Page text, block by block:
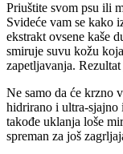
Priuštite svom psu ili
Svideće vam se kako
ekstrakt ovsene kaše
smiruje suvu kožu
zapetljavanja.
Ne samo da će krzno
hidrirano i ultra-sjajno
takođe uklanja loše
spreman za još